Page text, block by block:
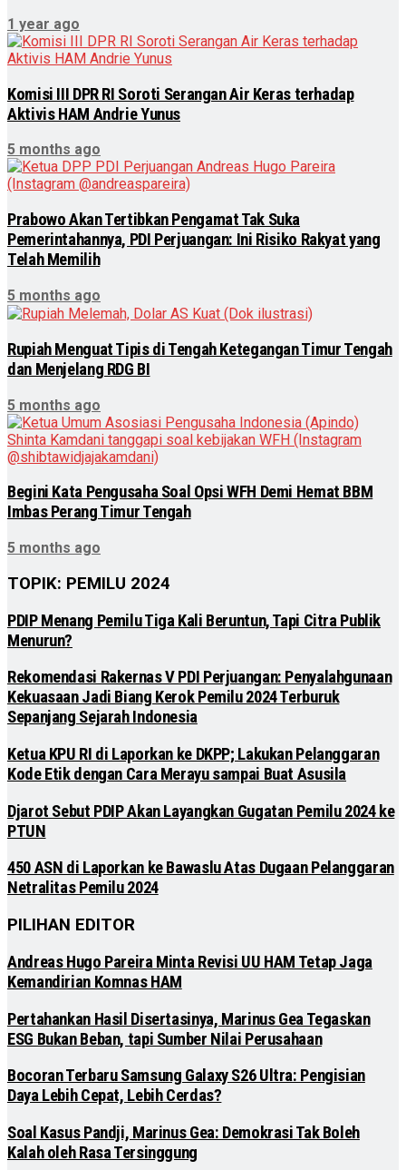
1 year ago
Komisi III DPR RI Soroti Serangan Air Keras terhadap
Aktivis HAM Andrie Yunus
5 months ago
Prabowo Akan Tertibkan Pengamat Tak Suka
Pemerintahannya, PDI Perjuangan: Ini Risiko Rakyat yang
Telah Memilih
5 months ago
Rupiah Menguat Tipis di Tengah Ketegangan Timur Tengah
dan Menjelang RDG BI
5 months ago
Begini Kata Pengusaha Soal Opsi WFH Demi Hemat BBM
Imbas Perang Timur Tengah
5 months ago
TOPIK: PEMILU 2024
PDIP Menang Pemilu Tiga Kali Beruntun, Tapi Citra Publik
Menurun?
Rekomendasi Rakernas V PDI Perjuangan: Penyalahgunaan
Kekuasaan Jadi Biang Kerok Pemilu 2024 Terburuk
Sepanjang Sejarah Indonesia
Ketua KPU RI di Laporkan ke DKPP; Lakukan Pelanggaran
Kode Etik dengan Cara Merayu sampai Buat Asusila
Djarot Sebut PDIP Akan Layangkan Gugatan Pemilu 2024 ke
PTUN
450 ASN di Laporkan ke Bawaslu Atas Dugaan Pelanggaran
Netralitas Pemilu 2024
PILIHAN EDITOR
Andreas Hugo Pareira Minta Revisi UU HAM Tetap Jaga
Kemandirian Komnas HAM
Pertahankan Hasil Disertasinya, Marinus Gea Tegaskan
ESG Bukan Beban, tapi Sumber Nilai Perusahaan
Bocoran Terbaru Samsung Galaxy S26 Ultra: Pengisian
Daya Lebih Cepat, Lebih Cerdas?
Soal Kasus Pandji, Marinus Gea: Demokrasi Tak Boleh
Kalah oleh Rasa Tersinggung